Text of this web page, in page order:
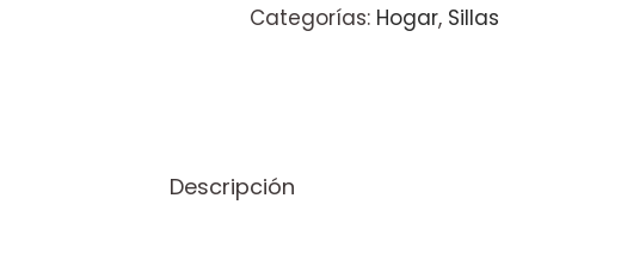
a
Categorías: Hogar, Sillas
Descripción